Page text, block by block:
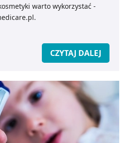
warto wykorzystać -
CZYTAJ DALEJ